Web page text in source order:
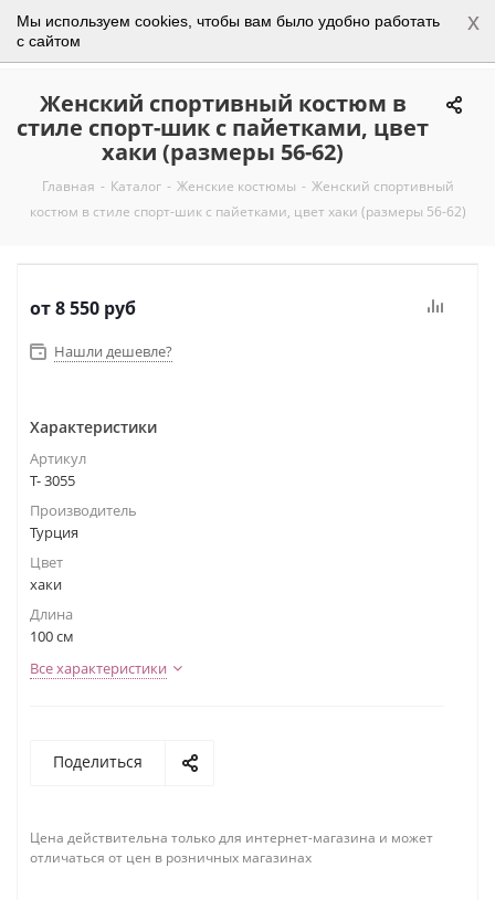
Мы используем cookies, чтобы вам было удобно работать
с сайтом
x
0
Женский спортивный костюм в
стиле спорт-шик с пайетками, цвет
хаки (размеры 56-62)
Главная - Каталог - Женские костюмы - Женский спортивный
костюм в стиле спорт-шик с пайетками, цвет хаки (размеры 56-62)
от8 550 руб
Нашли дешевле?
Характеристики
Артикул
Т- 3055
Производитель
Турция
Цвет
хаки
Длина
100 см
Все характеристики
Поделиться
Цена действительна только для интернет-магазина и может
отличаться от цен в розничных магазинах